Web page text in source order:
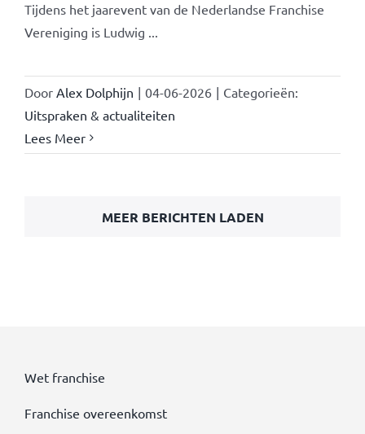
Tijdens het jaarevent van de Nederlandse Franchise
Vereniging is Ludwig ...
Door Alex Dolphijn | 04-06-2026 | Categorieën:
Uitspraken & actualiteiten
Lees Meer
MEER BERICHTEN LADEN
Wet franchise
Franchise overeenkomst